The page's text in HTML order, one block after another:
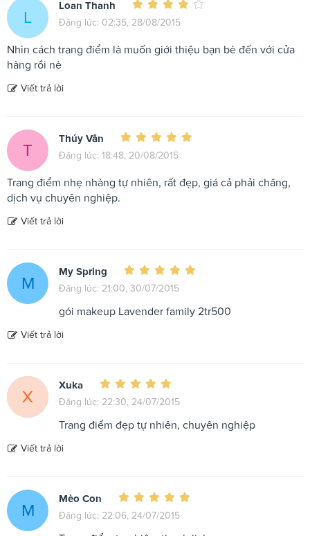
L
Loan Thanh
Đăng lúc: 02:35, 28/08/2015
Nhìn cách trang điểm là muốn giới thiệu bạn bè đến với cửa
hàng rồi nè
Viết trả lời
T
Thúy Vân
Đăng lúc: 18:48, 20/08/2015
Trang điểm nhẹ nhàng tự nhiên, rất đẹp, giá cả phải chăng,
dịch vụ chuyên nghiệp.
Viết trả lời
M
My Spring
Đăng lúc: 21:00, 30/07/2015
gói makeup Lavender family 2tr500
Viết trả lời
X
Xuka
Đăng lúc: 22:30, 24/07/2015
Trang điểm đẹp tự nhiên, chuyên nghiệp
Viết trả lời
M
Mèo Con
Đăng lúc: 22:06, 24/07/2015